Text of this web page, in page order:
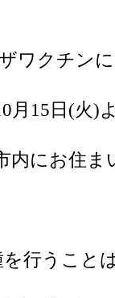
ワクチン
月15日(火)
内にお住ま
行うこと